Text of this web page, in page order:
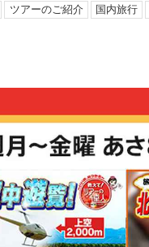
ツアーのご紹介 国内旅行